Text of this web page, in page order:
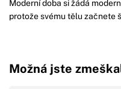
Moderní doba si žádá
protože svému tělu začnete
Možná jste